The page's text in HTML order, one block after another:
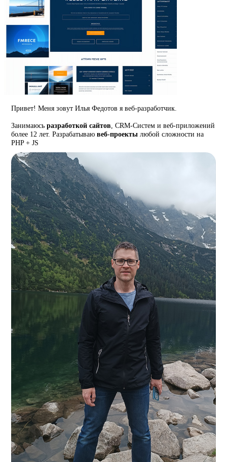
Привет! Меня зовут Илья Федотов я веб-разработчик.
Занимаюсьразработкой сайтов , CRM-Систем и веб-приложений
более 12 лет. Разрабатываювеб-проекты любой сложности на
PHP + JS